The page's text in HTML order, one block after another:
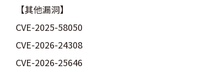
【其他漏洞】
CVE-2025-58050
CVE-2026-24308
CVE-2026-25646